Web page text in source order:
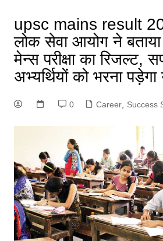
upsc mains result
लोक सेवा आयोग ने
मेन्स परीक्षा का रिजल्ट,
अभ्यर्थियों को भरना
0 Career, Success